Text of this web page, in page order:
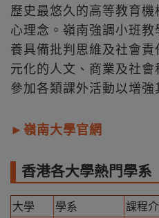
歷史最悠久的高等教育
心理念。嶺南強調小班
養具備批判思維及社會
元化的人文、商業及社
參加各類課外活動以增強
►嶺南大學官網
香港各大學熱門學系
大學 學系 課程